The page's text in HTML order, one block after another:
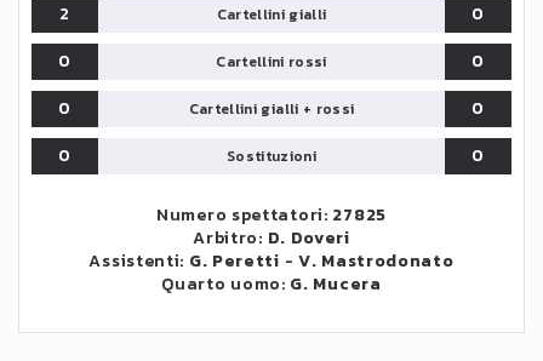
2
Cartellini gialli
0
0
Cartellini rossi
0
0
Cartellini gialli + rossi
0
0
Sostituzioni 0
Numero spettatori: 27825
Arbitro: D. Doveri
Assistenti: G. Peretti - V. Mastrodonato
Quarto uomo: G. Mucera